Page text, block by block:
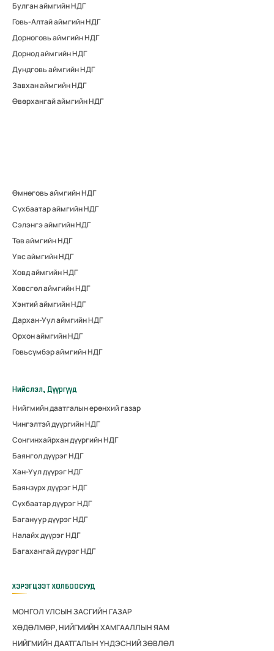
Булган аймгийн НДГ
Говь-Алтай аймгийн НДГ
Дорноговь аймгийн НДГ
Дорнод аймгийн НДГ
Дундговь аймгийн НДГ
Завхан аймгийн НДГ
Өвөрхангай аймгийн НДГ
Өмнөговь аймгийн НДГ
Сүхбаатар аймгийн НДГ
Сэлэнгэ аймгийн НДГ
Төв аймгийн НДГ
Увс аймгийн НДГ
Ховд аймгийн НДГ
Хөвсгөл аймгийн НДГ
Хэнтий аймгийн НДГ
Дархан-Уул аймгийн НДГ
Орхон аймгийн НДГ
Говьсүмбэр аймгийн НДГ
Нийслэл, Дүүргүүд
Нийгмийн даатгалын ерөнхий газар
Чингэлтэй дүүргийн НДГ
Сонгинхайрхан дүүргийн НДГ
Баянгол дүүрэг НДГ
Хан-Уул дүүрэг НДГ
Баянзүрх дүүрэг НДГ
Сүхбаатар дүүрэг НДГ
Багануур дүүрэг НДГ
Налайх дүүрэг НДГ
Багахангай дүүрэг НДГ
ХЭРЭГЦЭЭТ ХОЛБООСУУД
МОНГОЛ УЛСЫН ЗАСГИЙН ГАЗАР
ХӨДӨЛМӨР, НИЙГМИЙН ХАМГААЛЛЫН ЯАМ
НИЙГМИЙН ДААТГАЛЫН ҮНДЭСНИЙ ЗӨВЛӨЛ